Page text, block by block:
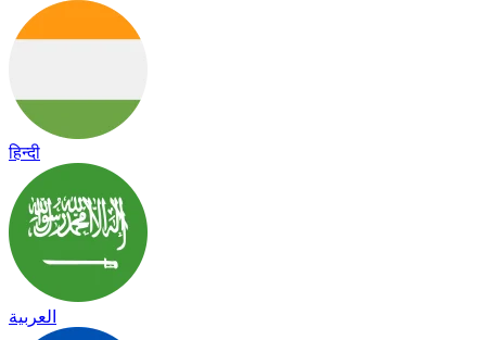
हिन्दी
العربية